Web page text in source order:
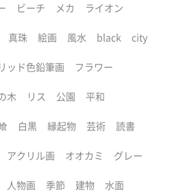
ビーチ メカ ライオン
真珠 絵画 風水 black city
ッド色鉛筆画 フラワー
木 リス 公園 平和
白黒 縁起物 芸術 読書
アクリル画 オオカミ グレー
人物画 季節 建物 水面